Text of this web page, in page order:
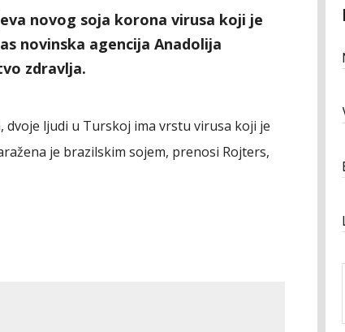
novog soja korona virusa koji je
novinska agencija Anadolija
zdravlja.
ljudi u Turskoj ima vrstu virusa koji je
je brazilskim sojem, prenosi Rojters,